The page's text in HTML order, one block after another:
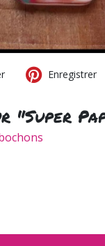
Enregistrer
"Super